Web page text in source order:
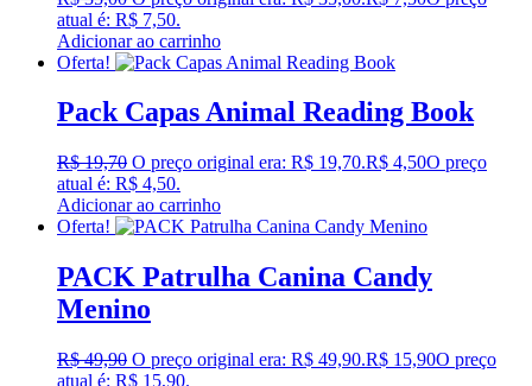
atual é: R$ 7,50.
Adicionar ao carrinho
Oferta!
Pack Capas Animal Reading Book
R$19,70 O preço original era: R$ 19,70.R$ 4,50O preço
atual é: R$ 4,50.
Adicionar ao carrinho
Oferta!
PACK Patrulha Canina Candy
Menino
R$49,90 O preço original era: R$ 49,90.R$ 15,90O preço
atual é: R$ 15,90.